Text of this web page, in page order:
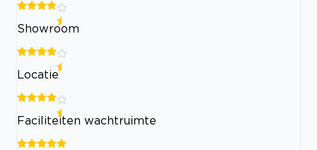
Showroom
Locatie
Faciliteiten wachtruimte